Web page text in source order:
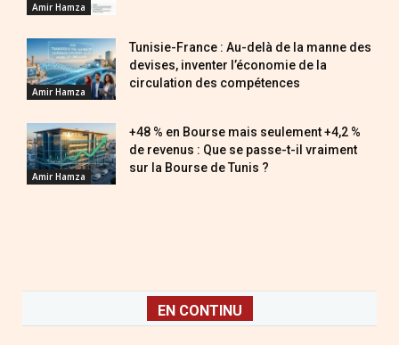
Amir Hamza
Amir Hamza
Tunisie-France : Au-delà de la manne des
devises, inventer l’économie de la
circulation des compétences
Amir Hamza
+48 % en Bourse mais seulement +4,2 %
de revenus : Que se passe-t-il vraiment
sur la Bourse de Tunis ?
EN CONTINU